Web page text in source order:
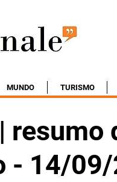
MUNDO TURISMO
resumo
- 14/